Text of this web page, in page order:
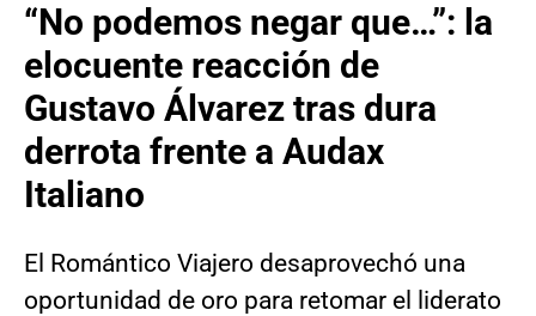
“No podemos negar que…”: la
elocuente reacción de
Gustavo Álvarez tras dura
derrota frente a Audax
Italiano
El Romántico Viajero desaprovechó una
oportunidad de oro para retomar el liderato